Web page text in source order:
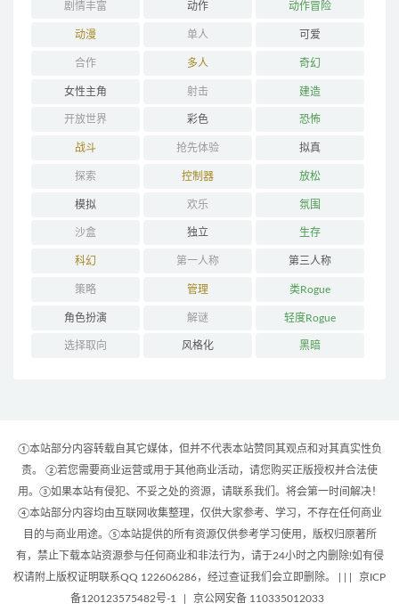
剧情丰富 动作 动作冒险
动漫 单人 可爱
合作 多人 奇幻
女性主角 射击 建造
开放世界 彩色 恐怖
战斗 抢先体验 拟真
探索 控制器 放松
模拟 欢乐 氛围
沙盒 独立 生存
科幻 第一人称 第三人称
策略 管理 类Rogue
角色扮演 解谜 轻度Rogue
选择取向 风格化 黑暗
①本站部分内容转载自其它媒体，但并不代表本站赞同其观点和对其真实性负
责。 ②若您需要商业运营或用于其他商业活动，请您购买正版授权并合法使
用。③如果本站有侵犯、不妥之处的资源，请联系我们。将会第一时间解决！
④本站部分内容均由互联网收集整理，仅供大家参考、学习，不存在任何商业
目的与商业用途。⑤本站提供的所有资源仅供参考学习使用，版权归原著所
有，禁止下载本站资源参与任何商业和非法行为，请于24小时之内删除!如有侵
权请附上版权证明联系QQ 122606286，经过查证我们会立即删除。 | |
京ICP
备120123575482号-1
京公网安备 110335012033